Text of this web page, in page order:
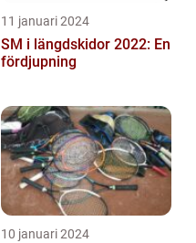
11 januari 2024
SM i längdskidor 2022: En
fördjupning
10 januari 2024